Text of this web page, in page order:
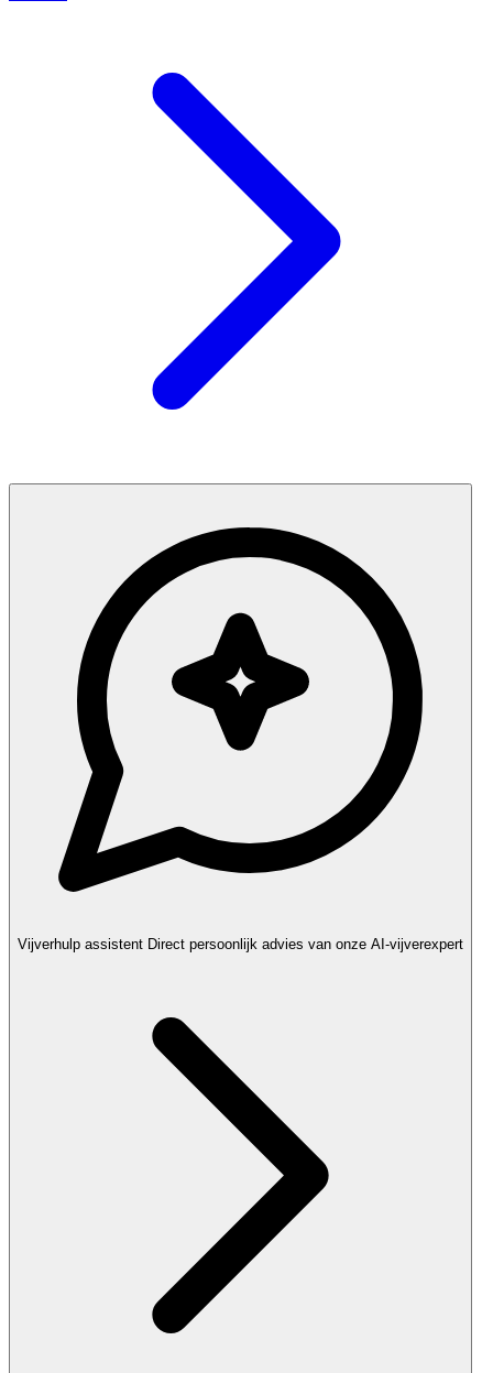
Vijverhulp assistent Direct persoonlijk advies van onze AI-vijverexpert